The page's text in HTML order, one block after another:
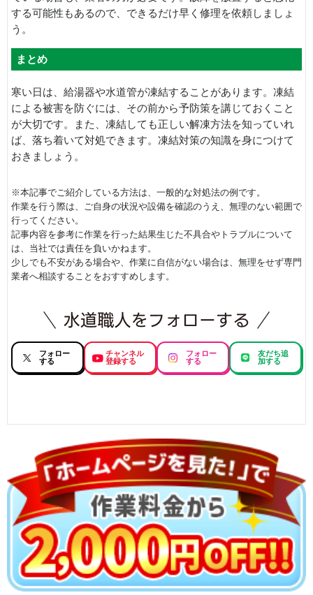
する可能性もあるので、できるだけ早く修理を依頼しましょ
う。
まとめ
寒い日は、給湯器や水道管が凍結することがあります。凍結
による被害を防ぐには、その前から予防策を講じておくこと
が大切です。また、凍結しても正しい解凍方法を知っていれ
ば、落ち着いて対処できます。凍結対策の知識を身につけて
おきましょう。
※本記事でご紹介している方法は、一般的な対処法の例です。
作業を行う際は、ご自身の状況や設備を確認のうえ、無理のない範囲で
行ってください。
記事内容を参考に作業を行った結果生じた不具合やトラブルについて
は、当社では責任を負いかねます。
少しでも不安がある場合や、作業に自信がない場合は、無理をせず専門
業者へ相談することをおすすめします。
フォロー
する
チャンネル
登録する
フォロー
する
友だち追
加する